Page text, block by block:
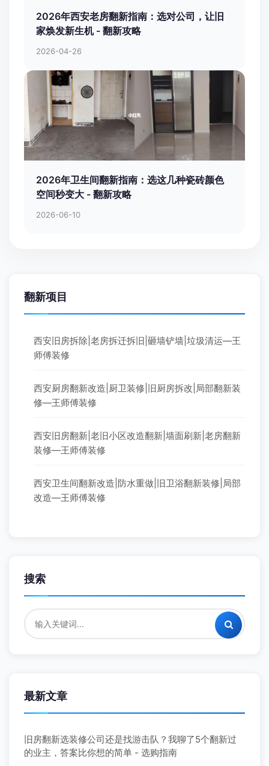
2026年西安老房翻新指南：选对公司，让旧
家焕发新生机 - 翻新攻略
2026-04-26
2026年卫生间翻新指南：选这几种瓷砖颜色
空间秒变大 - 翻新攻略
2026-06-10
翻新项目
西安旧房拆除|老房拆迁拆旧|砸墙铲墙|垃圾清运—王
师傅装修
西安厨房翻新改造|厨卫装修|旧厨房拆改|局部翻新装
修—王师傅装修
西安旧房翻新|老旧小区改造翻新|墙面刷新|老房翻新
装修—王师傅装修
西安卫生间翻新改造|防水重做|旧卫浴翻新装修|局部
改造—王师傅装修
搜索
最新文章
旧房翻新选装修公司还是找游击队？我聊了5个翻新过
的业主，答案比你想的简单 - 选购指南